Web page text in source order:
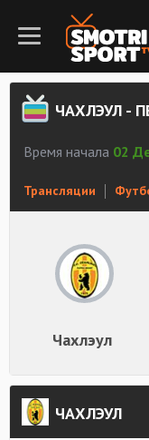
Время начала 02
Трансляции
Чахлэул
ЧАХЛЭУЛ